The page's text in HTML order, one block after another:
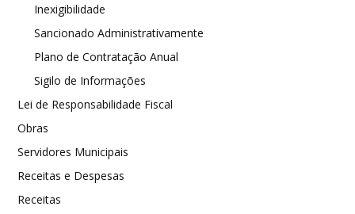
Inexigibilidade
Sancionado Administrativamente
Plano de Contratação Anual
Sigilo de Informações
Lei de Responsabilidade Fiscal
Obras
Servidores Municipais
Receitas e Despesas
Receitas